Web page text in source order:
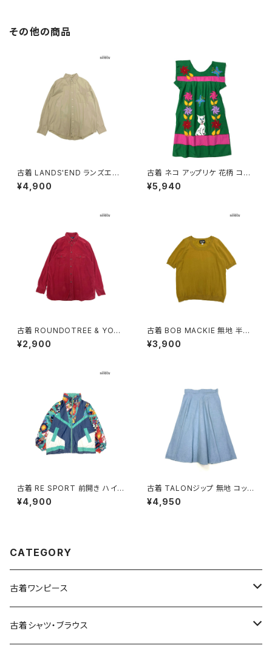
その他の商品
古着 LANDS'END ランズエン
ド 前開き 無地 コットン100％
長袖 シャツ ベージュ (ttu2509
¥4,900
古着 ネコ アップリケ 花柄 コッ
トン ミニ丈 半袖 ワンピース 緑
(oa2607077)
¥5,940
古着 ROUNDOTREE & YORK
E ラウンドツリーアンドヨーク
前開き 無地 コーデュロイ 長袖
¥2,900
古着 BOB MACKIE 無地 半袖
ニット マスタード 黄 (ttu25090
76)
¥3,900
古着 RE SPORT 前開き ハイ
ネック 総柄 ナイロン 長袖 アウ
ター ヘビージャケット 緑 紺 (tt
¥4,900
古着 TALONジップ 無地 コット
ン 膝丈 スカート 青 水色 (ba2
607003)
¥4,950
CATEGORY
古着ワンピース
古着長袖ワンピース
古着シャツ・ブラウス